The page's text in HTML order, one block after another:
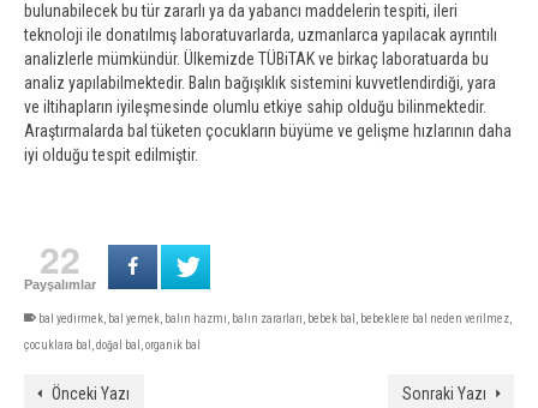
bulunabilecek bu tür zararlı ya da yabancı maddelerin tespiti, ileri
teknoloji ile donatılmış laboratuvarlarda, uzmanlarca yapılacak ayrıntılı
analizlerle mümkündür. Ülkemizde TÜBiTAK ve birkaç laboratuarda bu
analiz yapılabilmektedir. Balın bağışıklık sistemini kuvvetlendirdiği, yara
ve iltihapların iyileşmesinde olumlu etkiye sahip olduğu bilinmektedir.
Araştırmalarda bal tüketen çocukların büyüme ve gelişme hızlarının daha
iyi olduğu tespit edilmiştir.
22
Payşalımlar
bal yedirmek, bal yemek, balın hazmı, balın zararları, bebek bal , bebeklere bal neden verilmez,
çocuklara bal ,doğal bal ,organik bal
Önceki Yazı Sonraki Yazı